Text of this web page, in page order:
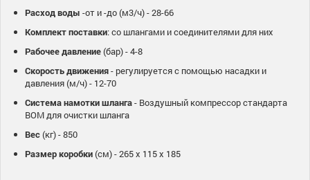
Расход воды -от и -до (м3/ч) - 28-66
Комплект поставки: со шлангами и соединителями для них
Рабочее давление(бар) - 4-8
Скорость движения- регулируется с помощью насадки и
давления (м/ч) - 12-70
Система намотки шланга- Воздушный компрессор стандарта
ВОМ для очистки шланга
Вес(кг) - 850
Размер коробки(см) - 265 х 115 х 185